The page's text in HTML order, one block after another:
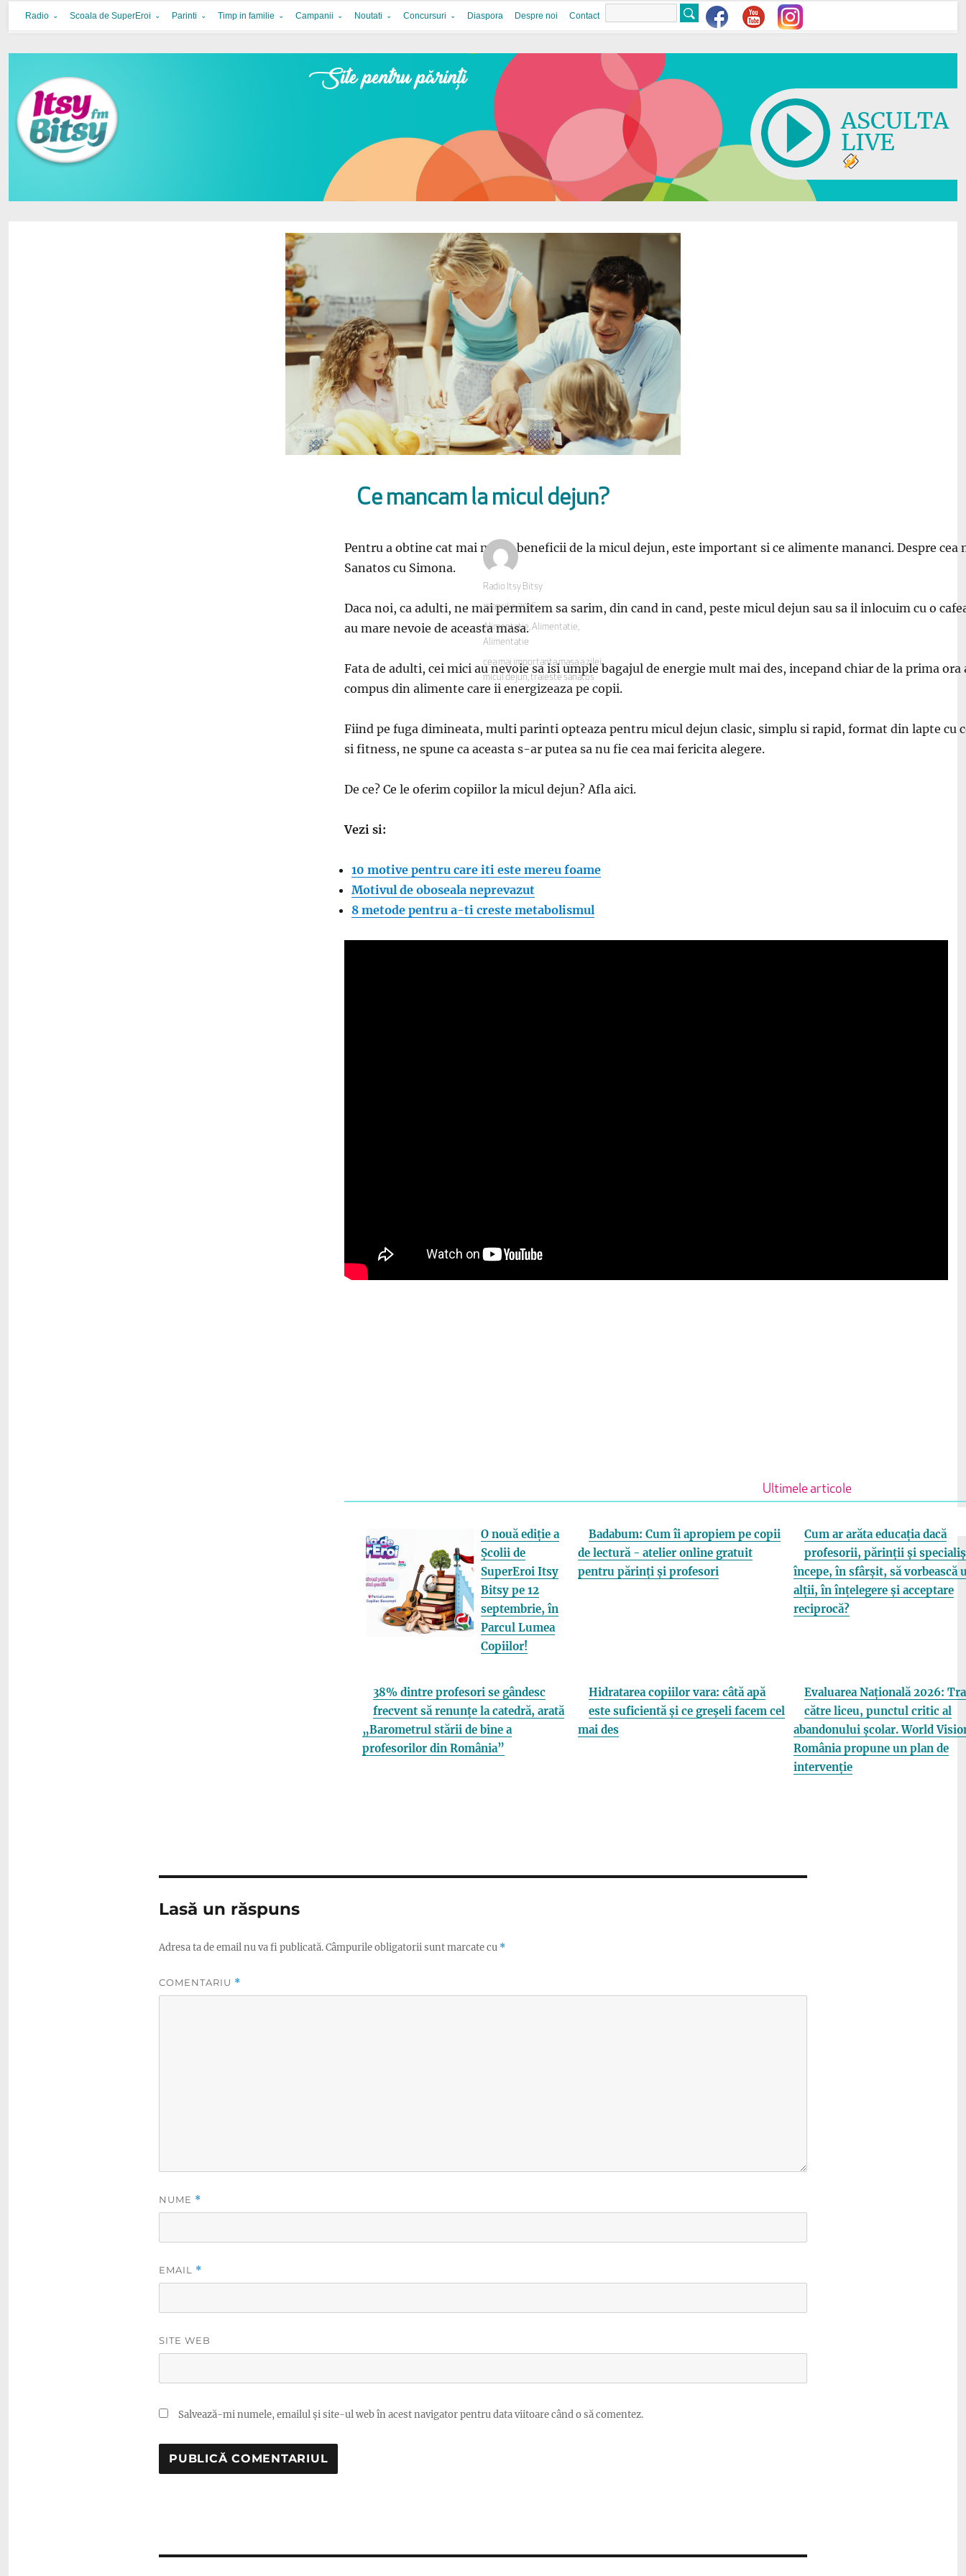
Itsy Bitsy
bucurie in familie
Radio Scoala de SuperEroi Parinti Timp in familie Campanii Noutati Concursuri Diaspora Despre noi Contact
ASCULTA
LIVE
Ce mancam la micul dejun?
Pentru a obtine cat mai multe beneficii de la micul dejun, este important si ce alimente mananci. Despre
Sanatos cu Simona.
Daca noi, ca adulti, ne mai permitem sa sarim, din cand in cand, peste micul dejun sau sa il inlocuim cu o
au mare nevoie de aceasta masa.
Fata de adulti, cei mici au nevoie sa isi umple bagajul de energie mult mai des, incepand chiar de la prima
compus din alimente care ii energizeaza pe copii.
Fiind pe fuga dimineata, multi parinti opteaza pentru micul dejun clasic, simplu si rapid, format din lapte
si fitness, ne spune ca aceasta s-ar putea sa nu fie cea mai fericita alegere.
De ce? Ce le oferim copiilor la micul dejun? Afla aici.
Vezi si:
10 motive pentru care iti este mereu foame
Motivul de oboseala neprevazut
8 metode pentru a-ti creste metabolismul
Ultimele articole
O nouă ediție a
Școlii de
SuperEroi Itsy
Bitsy pe 12
septembrie, în
Parcul Lumea
Copiilor!
Badabum: Cum îi apropiem pe copii
de lectură - atelier online gratuit
pentru părinți și profesori
Cum ar arăta educația dacă
profesorii, părinții și
începe, în sfârșit, să vorbească
alții, în înțelegere și acceptare
reciprocă?
38% dintre profesori se gândesc
frecvent să renunțe la catedră, arată
„Barometrul stării de bine a
profesorilor din România”
Hidratarea copiilor vara: câtă apă
este suficientă și ce greșeli facem cel
mai des
Evaluarea Națională 2026:
către liceu, punctul critic al
abandonului școlar. World
România propune un plan de
intervenție
Autor
Radio Itsy Bitsy
Publicat
pe
15 aprilie 2016
Categorii
Alimentatie,Alimentatie,
Alimentatie
Etichete
cea mai importanta masa a zilei,
micul dejun,traieste sanatos
Lasă un răspuns
Adresa ta de email nu va fi publicată.Câmpurile obligatorii sunt marcate cu *
COMENTARIU *
NUME *
EMAIL *
SITE WEB
Salvează-mi numele, emailul și site-ul web în acest navigator pentru data viitoare când o să comentez.